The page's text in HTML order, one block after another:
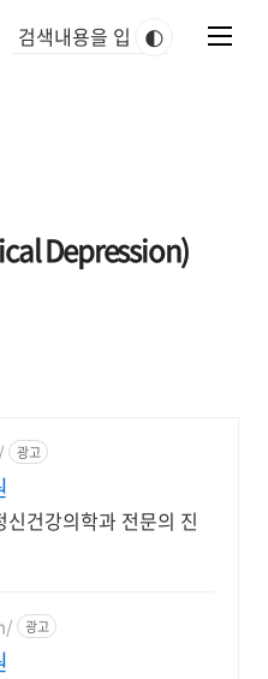
🌓
Depression)
광고
건강의학과 전문의 진
광고